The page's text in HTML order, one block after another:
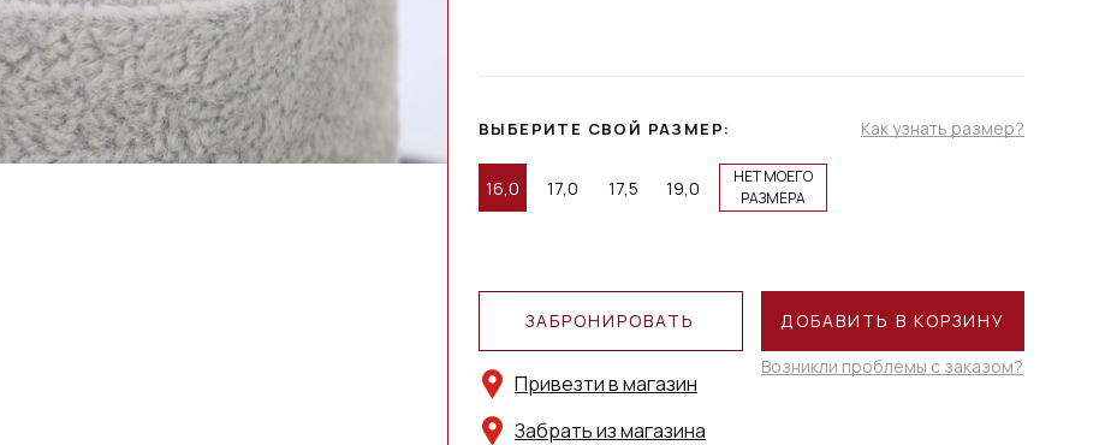
ВЫБЕРИТЕ СВОЙ РАЗМЕР: Как узнать размер?
16,0 17,0 17,5 19,0
НЕТ МОЕГО
РАЗМЕРА
ЗАБРОНИРОВАТЬ
Привезти в магазин
Забрать из магазина
ДОБАВИТЬ В КОРЗИНУ
Возникли проблемы с заказом?